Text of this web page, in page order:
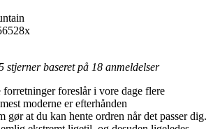
stjerner baseret på 18 anmeldelser
forretninger foreslår i vore dage flere
moderne er efterhånden
gør at du kan hente ordren når det passer dig.